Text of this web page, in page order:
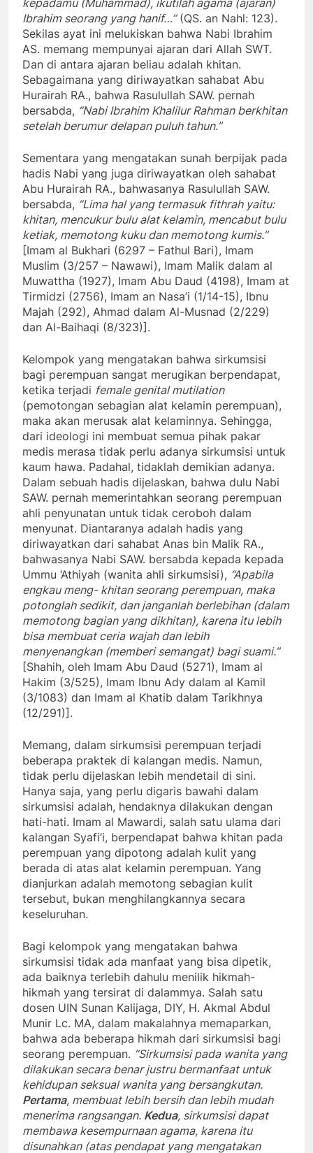
kepadamu (Muhammad), ikutilah agama (ajaran)
Ibrahim seorang yang hanif…”(QS. an Nahl: 123).
Sekilas ayat ini melukiskan bahwa Nabi Ibrahim
AS. memang mempunyai ajaran dari Allah SWT.
Dan di antara ajaran beliau adalah khitan.
Sebagaimana yang diriwayatkan sahabat Abu
Hurairah RA., bahwa Rasulullah SAW. pernah
bersabda, “Nabi Ibrahim Khalilur Rahman berkhitan
setelah berumur delapan puluh tahun.”
Sementara yang mengatakan sunah berpijak pada
hadis Nabi yang juga diriwayatkan oleh sahabat
Abu Hurairah RA., bahwasanya Rasulullah SAW.
bersabda, “Lima hal yang termasuk fithrah yaitu:
khitan, mencukur bulu alat kelamin, mencabut bulu
ketiak, memotong kuku dan memotong kumis.”
[Imam al Bukhari (6297 – Fathul Bari), Imam
Muslim (3/257 – Nawawi), Imam Malik dalam al
Muwattha (1927), Imam Abu Daud (4198), Imam at
Tirmidzi (2756), Imam an Nasa’i (1/14-15), Ibnu
Majah (292), Ahmad dalam Al-Musnad (2/229)
dan Al-Baihaqi (8/323)].
Kelompok yang mengatakan bahwa sirkumsisi
bagi perempuan sangat merugikan berpendapat,
ketika terjadi female genital mutilation
(pemotongan sebagian alat kelamin perempuan),
maka akan merusak alat kelaminnya. Sehingga,
dari ideologi ini membuat semua pihak pakar
medis merasa tidak perlu adanya sirkumsisi untuk
kaum hawa. Padahal, tidaklah demikian adanya.
Dalam sebuah hadis dijelaskan, bahwa dulu Nabi
SAW. pernah memerintahkan seorang perempuan
ahli penyunatan untuk tidak ceroboh dalam
menyunat. Diantaranya adalah hadis yang
diriwayatkan dari sahabat Anas bin Malik RA.,
bahwasanya Nabi SAW. bersabda kepada kepada
Ummu ‘Athiyah (wanita ahli sirkumsisi), “Apabila
engkau meng- khitan seorang perempuan, maka
potonglah sedikit, dan janganlah berlebihan (dalam
memotong bagian yang dikhitan), karena itu lebih
bisa membuat ceria wajah dan lebih
menyenangkan (memberi semangat) bagi suami.”
[Shahih, oleh Imam Abu Daud (5271), Imam al
Hakim (3/525), Imam Ibnu Ady dalam al Kamil
(3/1083) dan Imam al Khatib dalam Tarikhnya
(12/291)].
Memang, dalam sirkumsisi perempuan terjadi
beberapa praktek di kalangan medis. Namun,
tidak perlu dijelaskan lebih mendetail di sini.
Hanya saja, yang perlu digaris bawahi dalam
sirkumsisi adalah, hendaknya dilakukan dengan
hati-hati. Imam al Mawardi, salah satu ulama dari
kalangan Syafi’i, berpendapat bahwa khitan pada
perempuan yang dipotong adalah kulit yang
berada di atas alat kelamin perempuan. Yang
dianjurkan adalah memotong sebagian kulit
tersebut, bukan menghilangkannya secara
keseluruhan.
Bagi kelompok yang mengatakan bahwa
sirkumsisi tidak ada manfaat yang bisa dipetik,
ada baiknya terlebih dahulu menilik hikmah-
hikmah yang tersirat di dalammya. Salah satu
dosen UIN Sunan Kalijaga, DIY, H. Akmal Abdul
Munir Lc. MA, dalam makalahnya memaparkan,
bahwa ada beberapa hikmah dari sirkumsisi bagi
seorang perempuan. “Sirkumsisi pada wanita yang
dilakukan secara benar justru bermanfaat untuk
kehidupan seksual wanita yang bersangkutan.
Pertama, membuat lebih bersih dan lebih mudah
menerima rangsangan. Kedua, sirkumsisi dapat
membawa kesempurnaan agama, karena itu
disunahkan (atas pendapat yang mengatakan